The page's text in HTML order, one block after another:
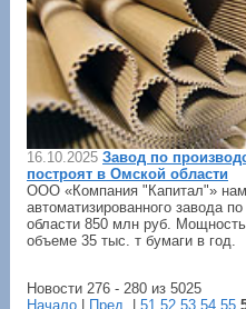
16.10.2025 Завод по
построят в Омской области
ООО «Компания "Капитал"»
автоматизированного завода
области 850 млн руб.
объеме 35 тыс. т бумаги в год.
Новости 276 - 280 из 5025
Начало | Пред. | 51 52 53 54 55